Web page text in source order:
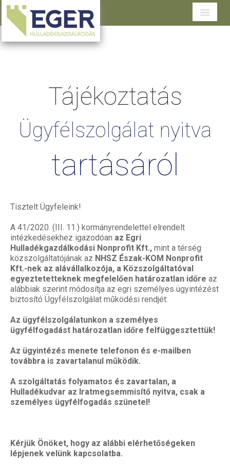
Szolgáltatások területenként
Ügyfélszolgálat
Tájékoztatás
Ügyfélszolgálat nyitva
tartásáról
Tisztelt Ügyfeleink!
A 41/2020. (III. 11.) kormányrendelettel elrendelt
intézkedésekhez igazodóan az Egri
Hulladékgazdálkodási Nonprofit Kft., mint a térség
közszolgáltatójának az NHSZ Észak-KOM Nonprofit
Kft.-nek az alávállalkozója, a Közszolgáltatóval
egyeztetetteknek megfelelően határozatlan időre az
alábbiak szerint módosítja az egri személyes ügyintézést
biztosító Ügyfélszolgálat működési rendjét:
Az ügyfélszolgálatunkon a személyes
ügyfélfogadást határozatlan időre felfüggesztettük!
Az ügyintézés menete telefonon és e-mailben
továbbra is zavartalanul működik.
A szolgáltatás folyamatos és zavartalan, a
Hulladékudvar az Iratmegsemmisítő nyitva, csak a
személyes ügyfélfogadás szünetel!
Kérjük Önöket, hogy az alábbi elérhetőségeken
lépjenek velünk kapcsolatba.